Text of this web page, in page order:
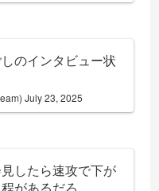
のインタビュー状
July 23, 2025
したら速攻で下が